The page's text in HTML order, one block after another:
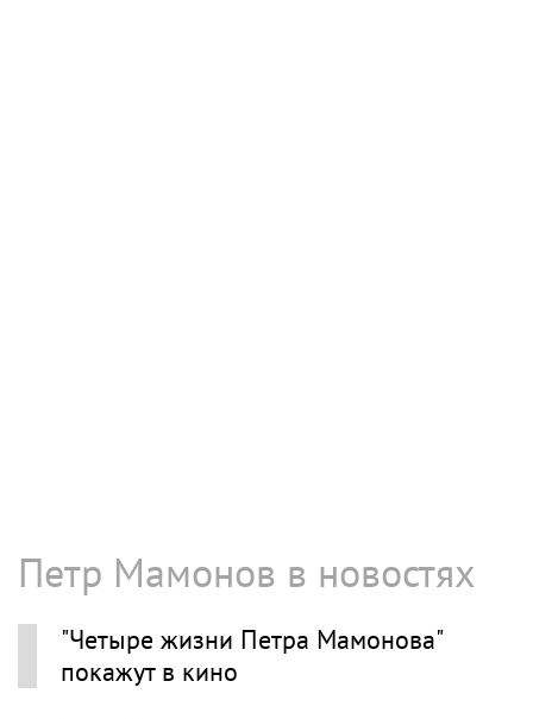
Петр Мамонов в новостях
"Четыре жизни Петра Мамонова"
покажут в кино